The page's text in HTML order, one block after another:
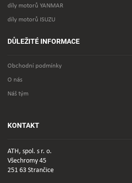
díly motorů YANMAR
díly motorů ISUZU
DŮLEŽITÉ INFORMACE
Obchodní podmínky
O nás
Náš tým
KONTAKT
ATH, spol. s r. o.
Všechromy 45
251 63 Strančice